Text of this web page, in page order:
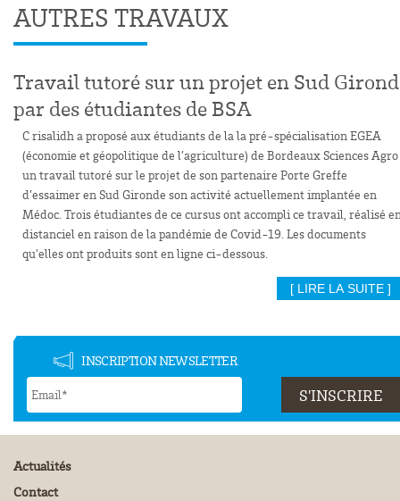
AUTRES TRAVAUX
Travail tutoré sur un projet en Sud
par des étudiantes de BSA
C risalidh a proposé aux étudiants de la la pré-spécialisation EGEA
(économie et géopolitique de l’agriculture) de Bordeaux Sciences Agro
un travail tutoré sur le projet de son partenaire Porte Greffe
d’essaimer en Sud Gironde son activité actuellement implantée en
Médoc. Trois étudiantes de ce cursus ont accompli ce travail, réalisé
distanciel en raison de la pandémie de Covid-19. Les documents
qu'elles ont produits sont en ligne ci-dessous.
[ LIRE LA SUITE ]
INSCRIPTION NEWSLETTER
Actualités
Contact